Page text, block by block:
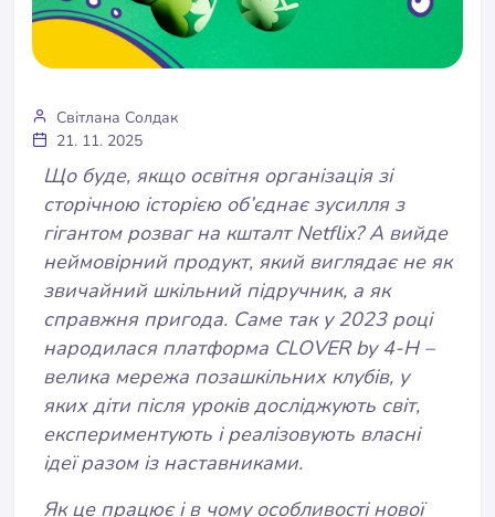
Світлана Солдак
21. 11. 2025
Що буде, якщо освітня організація зі
сторічною історією об’єднає зусилля з
гігантом розваг на кшталт Netflix? А вийде
неймовірний продукт, який виглядає не як
звичайний шкільний підручник, а як
справжня пригода. Саме так у 2023 році
народилася платформа CLOVER by 4-H –
велика мережа позашкільних клубів, у
яких діти після уроків досліджують світ,
експериментують і реалізовують власні
ідеї разом із наставниками.
Як це працює і в чому особливості нової